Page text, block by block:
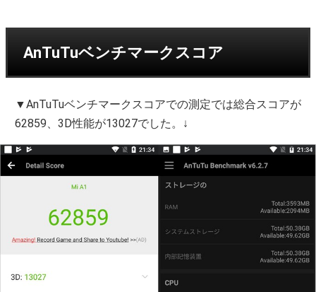
AnTuTuベンチマークスコア
▼AnTuTuベンチマークスコアでの測定では総合スコアが
62859、3D性能が13027でした。↓